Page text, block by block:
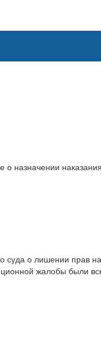
назначении
суда о лишении прав
жалобы были